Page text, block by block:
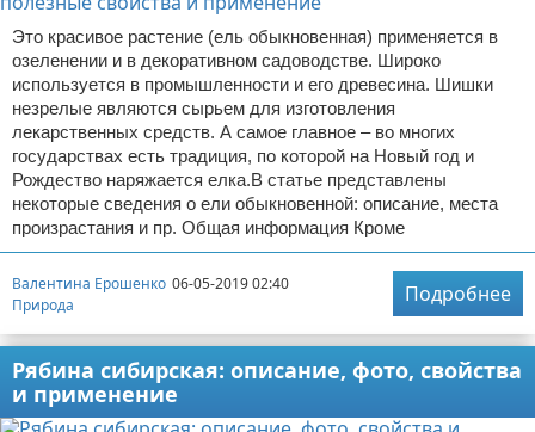
Это красивое растение (ель обыкновенная) применяется в
озеленении и в декоративном садоводстве. Широко
используется в промышленности и его древесина. Шишки
незрелые являются сырьем для изготовления
лекарственных средств. А самое главное – во многих
государствах есть традиция, по которой на Новый год и
Рождество наряжается елка.В статье представлены
некоторые сведения о ели обыкновенной: описание, места
произрастания и пр. Общая информация Кроме
Валентина Ерошенко 06-05-2019 02:40
Природа
Подробнее
Рябина сибирская: описание, фото, свойства
и применение